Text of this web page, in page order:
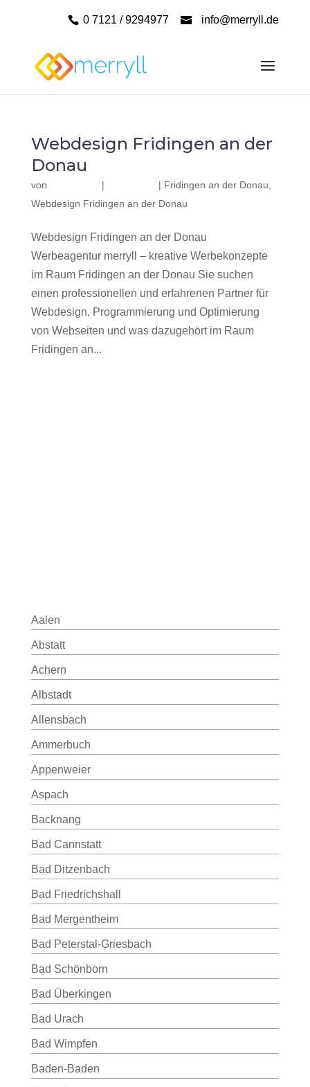
0 7121 / 9294977 info@merryll.de
Webdesign Fridingen an der
Donau
von | | Fridingen an der Donau
Webdesign Fridingen an der Donau
Webdesign Fridingen an der Donau
Werbeagentur merryll – kreative Werbekonzepte
im Raum Fridingen an der Donau Sie suchen
einen professionellen und erfahrenen Partner für
Webdesign, Programmierung und Optimierung
von Webseiten und was dazugehört im Raum
Fridingen an...
Aalen
Abstatt
Achern
Albstadt
Allensbach
Ammerbuch
Appenweier
Aspach
Backnang
Bad Cannstatt
Bad Ditzenbach
Bad Friedrichshall
Bad Mergentheim
Bad Peterstal-Griesbach
Bad Schönborn
Bad Überkingen
Bad Urach
Bad Wimpfen
Baden-Baden